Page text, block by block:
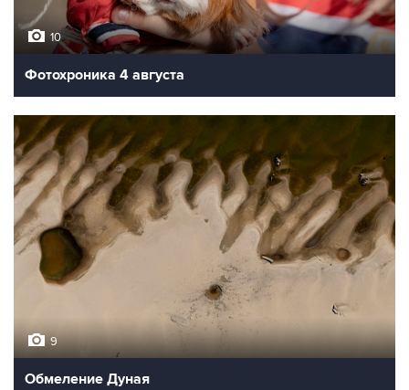
10
Фотохроника 4 августа
9
Обмеление Дуная